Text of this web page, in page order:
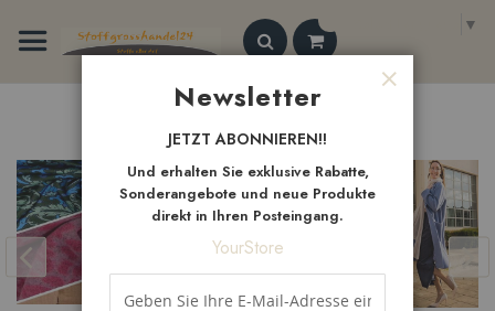
Inhalt
springen
▼
Search
NeueArtikel
Newsletter
JETZT ABONNIEREN!!
Und erhalten Sie exklusive Rabatte,
Sonderangebote und neue Produkte
direkt in Ihren Posteingang.
YourStore